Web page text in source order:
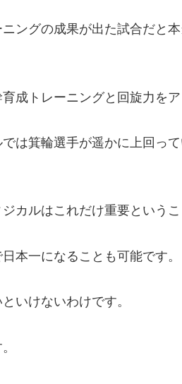
ングの成果が出た試合だと
成トレーニングと回旋力をア
は箕輪選手が遥かに上回っ
カルはこれだけ重要というこ
本一になることも可能です。
いけないわけです。